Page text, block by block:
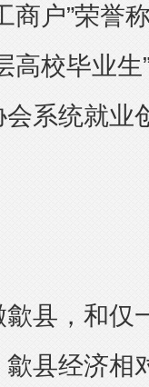
商户”荣誉
高校毕业
系统就业
县，和仅
县经济相